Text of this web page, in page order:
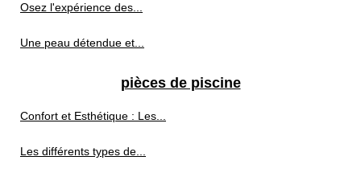
Osez l'expérience des...
Une peau détendue et...
pièces de piscine
Confort et Esthétique : Les...
Les différents types de...